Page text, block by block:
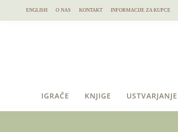
ENGLISH O NAS KONTAKT INFORMACIJE ZA KUPCE
IGRAČE KNJIGE USTVARJANJE